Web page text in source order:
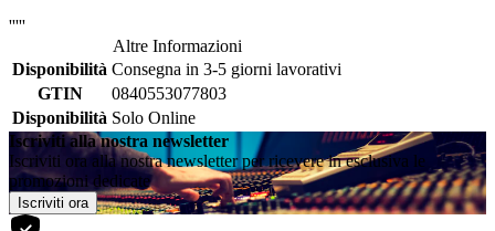
'''''
Altre Informazioni
Disponibilità Consegna in 3-5 giorni lavorativi
GTIN
0840553077803
Disponibilità Solo Online
Iscriviti alla nostra newsletter
Iscriviti ora alla nostra newsletter per ricevere in esclusiva le
promozioni dedicate
Iscriviti ora